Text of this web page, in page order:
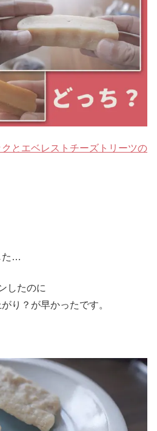
とエベレストチーズトリーツの
た…
したのに
り？が早かったです。